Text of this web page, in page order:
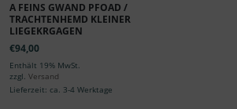
A FEINS GWAND PFOAD /
TRACHTENHEMD KLEINER
LIEGEKRGAGEN
€94,00
Enthält 19% MwSt.
zzgl. Versand
Lieferzeit: ca. 3-4 Werktage